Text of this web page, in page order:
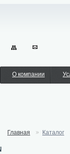
О компании
Главная Каталог